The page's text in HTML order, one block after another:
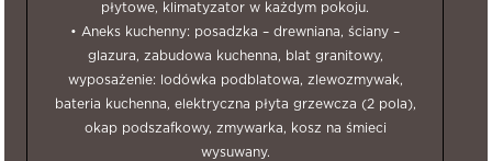
płytowe, klimatyzator w każdym pokoju.
• Aneks kuchenny: posadzka – drewniana, ściany –
glazura, zabudowa kuchenna, blat granitowy,
wyposażenie: lodówka podblatowa, zlewozmywak,
bateria kuchenna, elektryczna płyta grzewcza (2 pola),
okap podszafkowy, zmywarka, kosz na śmieci
wysuwany.